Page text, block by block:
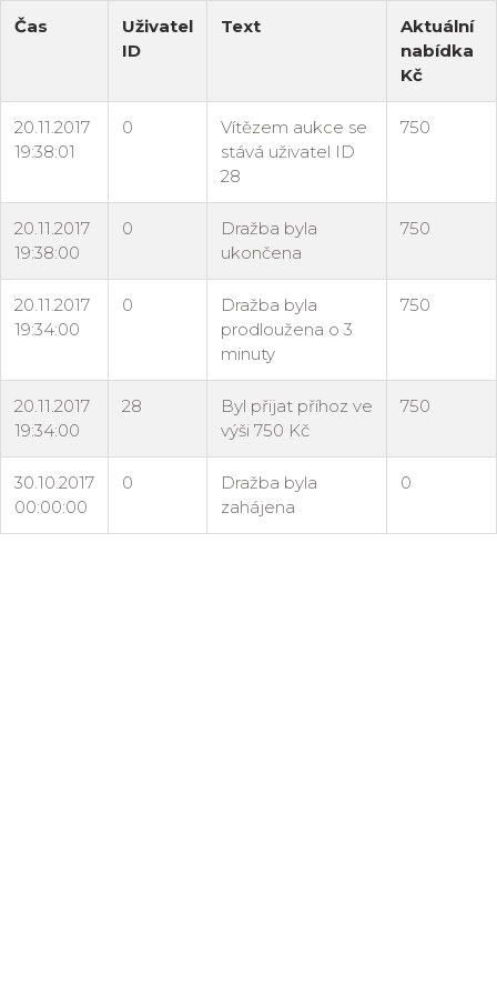
Čas
Uživatel
ID
Text
Aktuální
nabídka
Kč
20.11.2017
19:38:01
0
Vítězem aukce se
stává uživatel ID
28
750
20.11.2017
19:38:00
0
Dražba byla
ukončena
750
20.11.2017
19:34:00
0
Dražba byla
prodloužena o 3
minuty
750
20.11.2017
19:34:00
28
Byl přijat příhoz ve
výši 750 Kč
750
30.10.2017
00:00:00
0
Dražba byla
zahájena
0